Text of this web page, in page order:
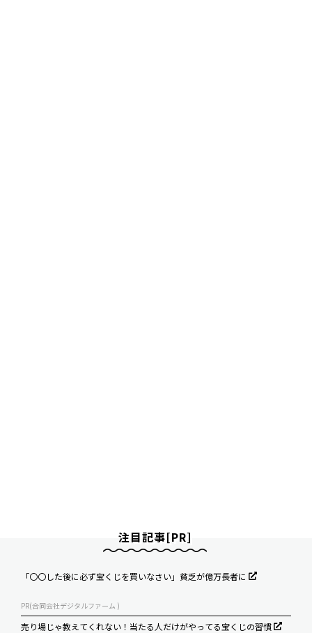
注目記事[PR]
「〇〇した後に必ず宝くじを買いなさい」貧乏が億万長者に
PR(合同会社デジタルファーム )
売り場じゃ教えてくれない！当たる人だけがやってる宝くじの習慣